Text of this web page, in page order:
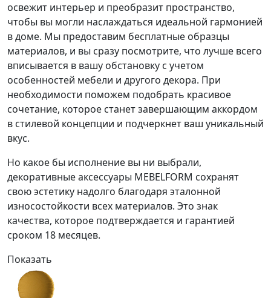
освежит интерьер и преобразит пространство,
чтобы вы могли наслаждаться идеальной гармонией
в доме. Мы предоставим бесплатные образцы
материалов, и вы сразу посмотрите, что лучше всего
вписывается в вашу обстановку с учетом
особенностей мебели и другого декора. При
необходимости поможем подобрать красивое
сочетание, которое станет завершающим аккордом
в стилевой концепции и подчеркнет ваш уникальный
вкус.
Но какое бы исполнение вы ни выбрали,
декоративные аксессуары MEBELFORM сохранят
свою эстетику надолго благодаря эталонной
износостойкости всех материалов. Это знак
качества, которое подтверждается и гарантией
сроком 18 месяцев.
Показать